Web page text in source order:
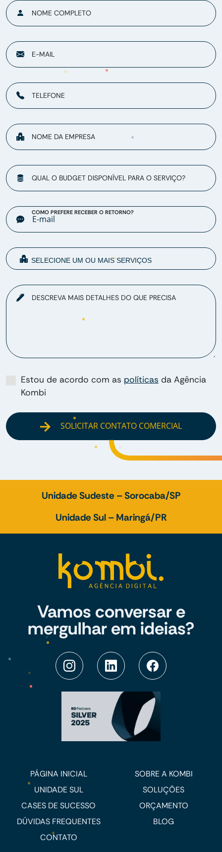
NOME COMPLETO
E-MAIL
TELEFONE
NOME DA EMPRESA
QUAL O BUDGET DISPONÍVEL PARA O SERVIÇO?
COMO PREFERE RECEBER O RETORNO?
DESCREVA MAIS DETALHES DO QUE PRECISA
Estou de acordo com as políticas da Agência
Kombi
SOLICITAR CONTATO COMERCIAL
Unidade Sudeste – Sorocaba/SP
Unidade Sul – Maringá/PR
Vamos conversar e
mergulhar em ideias?
PÁGINA INICIAL
SOBRE A KOMBI
UNIDADE SUL
SOLUÇÕES
CASES DE SUCESSO
ORÇAMENTO
DÚVIDAS FREQUENTES
BLOG
CONTATO